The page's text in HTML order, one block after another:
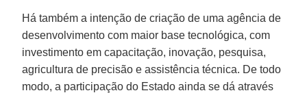
Há também a intenção de criação de uma agência de
desenvolvimento com maior base tecnológica, com
investimento em capacitação, inovação, pesquisa,
agricultura de precisão e assistência técnica. De todo
modo, a participação do Estado ainda se dá através